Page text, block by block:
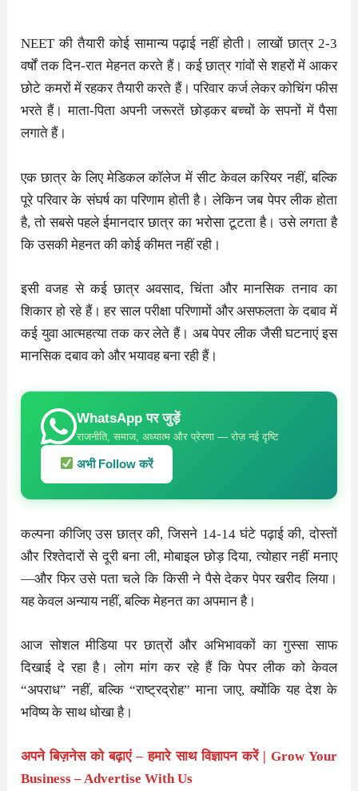
NEET की तैयारी कोई सामान्य पढ़ाई नहीं होती। लाखों छात्र 2-3
वर्षों तक दिन-रात मेहनत करते हैं। कई छात्र गांवों से शहरों में आकर
छोटे कमरों में रहकर तैयारी करते हैं। परिवार कर्ज लेकर कोचिंग फीस
भरते हैं। माता-पिता अपनी जरूरतें छोड़कर बच्चों के सपनों में पैसा
लगाते हैं।
एक छात्र के लिए मेडिकल कॉलेज में सीट केवल करियर नहीं, बल्कि
पूरे परिवार के संघर्ष का परिणाम होती है। लेकिन जब पेपर लीक होता
है, तो सबसे पहले ईमानदार छात्र का भरोसा टूटता है। उसे लगता है
कि उसकी मेहनत की कोई कीमत नहीं रही।
इसी वजह से कई छात्र अवसाद, चिंता और मानसिक तनाव का
शिकार हो रहे हैं। हर साल परीक्षा परिणामों और असफलता के दबाव में
कई युवा आत्महत्या तक कर लेते हैं। अब पेपर लीक जैसी घटनाएं इस
मानसिक दबाव को और भयावह बना रही हैं।
WhatsApp पर जुड़ें
राजनीति, समाज, अध्यात्म और प्रेरणा — रोज़ नई दृष्टि
अभी Follow करें
कल्पना कीजिए उस छात्र की, जिसने 14-14 घंटे पढ़ाई की, दोस्तों
और रिश्तेदारों से दूरी बना ली, मोबाइल छोड़ दिया, त्योहार नहीं मनाए
—और फिर उसे पता चले कि किसी ने पैसे देकर पेपर खरीद लिया।
यह केवल अन्याय नहीं, बल्कि मेहनत का अपमान है।
आज सोशल मीडिया पर छात्रों और अभिभावकों का गुस्सा साफ
दिखाई दे रहा है। लोग मांग कर रहे हैं कि पेपर लीक को केवल
“अपराध” नहीं, बल्कि “राष्ट्रद्रोह” माना जाए, क्योंकि यह देश के
भविष्य के साथ धोखा है।
अपने बिज़नेस को बढ़ाएं – हमारे साथ विज्ञापन करें | Grow Your
Business – Advertise With Us